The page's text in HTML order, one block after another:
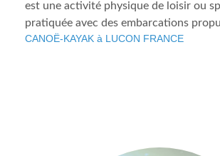
est une activité physique de loisir ou
pratiquée avec des embarcations
CANOË-KAYAK à LUCON FRANCE